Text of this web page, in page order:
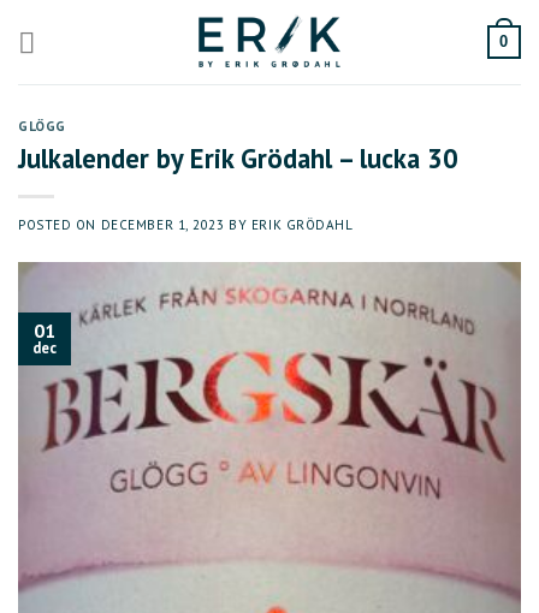
0
GLÖGG
Julkalender by Erik Grödahl – lucka 30
POSTED ON DECEMBER 1, 2023 BY ERIK GRÖDAHL
01
dec